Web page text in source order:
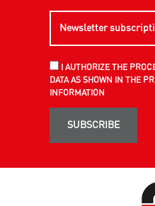
I AUTHORIZE THE
DATA AS SHOWN IN THE
INFORMATION
SUBSCRIBE